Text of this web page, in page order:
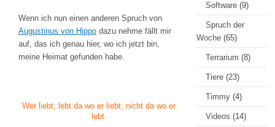
Wenn ich nun einen anderen Spruch von
Augustinus von Hippo dazu nehme fällt mir
auf, das ich genau hier, wo ich jetzt bin,
meine Heimat gefunden habe.
Wer liebt, lebt da wo er liebt, nicht da wo er
lebt.
Software (9)
Spruch der
Woche (65)
Terrarium (8)
Tiere (23)
Timmy (4)
Videos (14)